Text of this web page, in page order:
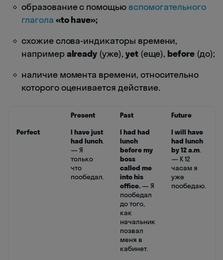
образование с помощью вспомогательного
глагола «to have»;
схожие слова-индикаторы времени,
напримерalready (уже), yet(еще), before (до);
наличие момента времени, относительно
которого оценивается действие.
Present Past
Future
Perfect
I have just
had lunch.
— Я
только
что
пообедал.
I had had
lunch
before my
boss
called me
into his
office.— Я
пообедал
до того,
как
начальник
позвал
меня в
кабинет.
I will have
had lunch
by 12 a.m.
— К 12
часам я
уже
пообедаю.